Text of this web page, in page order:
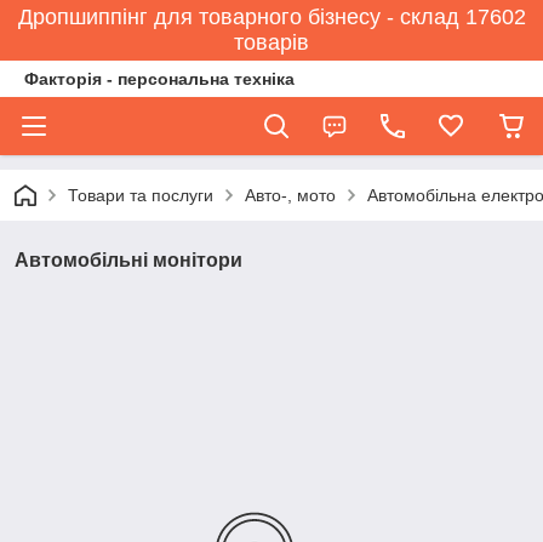
Дропшиппінг для товарного бізнесу - склад 17602
товарів
Факторія - персональна техніка
Товари та послуги Авто-, мото Автомобільна
Автомобільні монітори